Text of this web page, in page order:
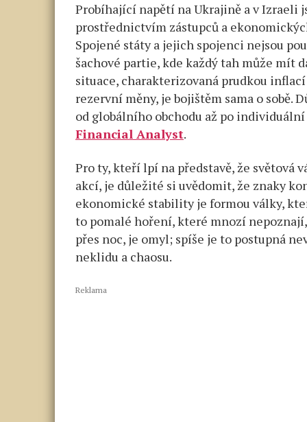
Probíhající napětí na Ukrajině a v Izraeli
prostřednictvím zástupců a
Spojené státy a jejich spojenci nejsou
šachové partie, kde každý tah může mít
situace, charakterizovaná prudkou
rezervní měny, je bojištěm sama o sobě.
od globálního obchodu až po
Financial Analyst.
Pro ty, kteří lpí na představě, že světová
akcí, je důležité si uvědomit, že znaky
ekonomické stability je formou války,
to pomalé hoření, které mnozí
přes noc, je omyl; spíše je to postupná
neklidu a chaosu.
Reklama